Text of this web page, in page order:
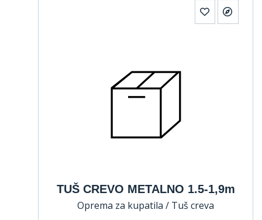
TUŠ CREVO METALNO 1.5-1,9m
Oprema za kupatila / Tuš creva